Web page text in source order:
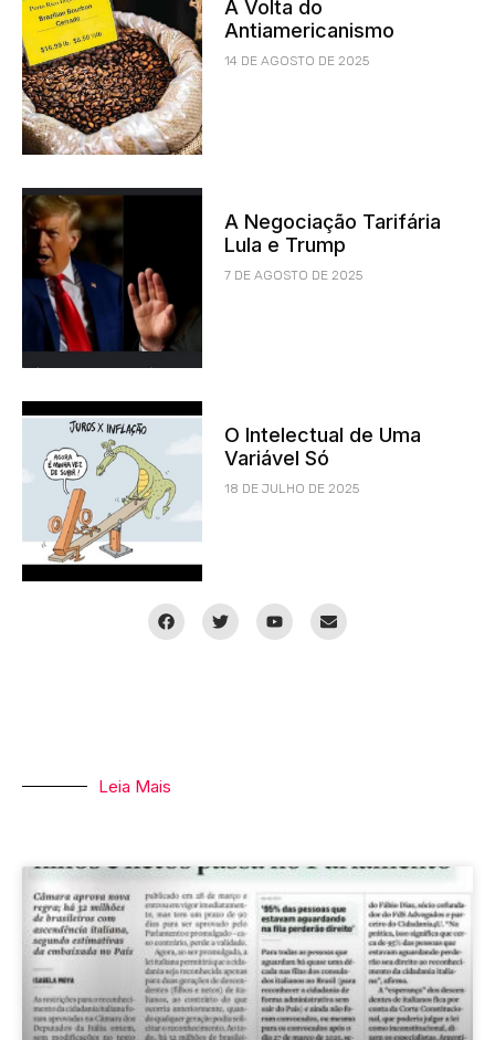
A Volta do
Antiamericanismo
14 DE AGOSTO DE 2025
A Negociação Tarifária
Lula e Trump
7 DE AGOSTO DE 2025
O Intelectual de Uma
Variável Só
18 DE JULHO DE 2025
Leia Mais